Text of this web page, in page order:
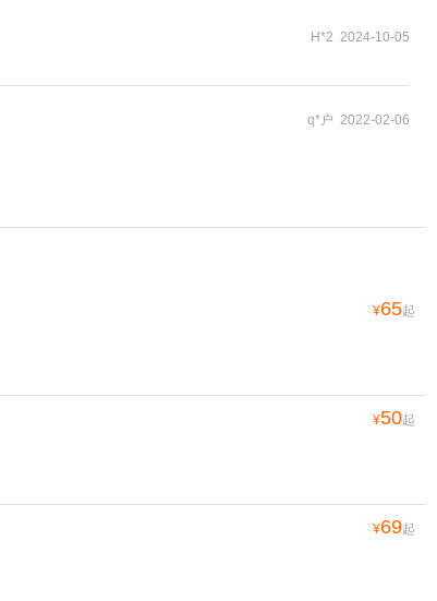
H*2 2024-10-05
q*户 2022-02-06
¥65起
¥50起
¥69起